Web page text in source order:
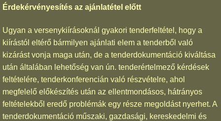
Érdekérvényesítés az ajánlatétel előtt
Ugyan a versenykiírásoknál gyakori tenderfeltétel, hogy a
kiírástól eltérő bármilyen ajánlati elem a tenderből való
kizárást vonja maga után, de a tenderdokumentáció kiváltása
után általában lehetőség van ún. tenderértelmező kérdések
feltételére, tenderkonferencián való részvételre, ahol
megfelelő előkészítés után az ellentmondásos, hátrányos
feltételekből eredő problémák egy része megoldást nyerhet. A
tenderdokumentáció műszaki, gazdasági, kereskedelmi és